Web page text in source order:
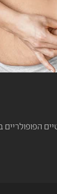
הפופולריים